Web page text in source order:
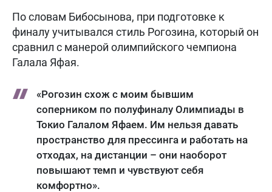
По словам Бибосынова, при подготовке к
финалу учитывался стиль Рогозина, который он
сравнил с манерой олимпийского чемпиона
Галала Яфая.
«Рогозин схож с моим бывшим
соперником по полуфиналу Олимпиады в
Токио Галалом Яфаем. Им нельзя давать
пространство для прессинга и работать на
отходах, на дистанции – они наоборот
повышают темп и чувствуют себя
комфортно».